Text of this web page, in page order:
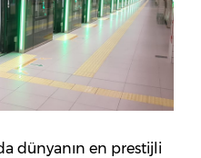
dünyanın en prestijli